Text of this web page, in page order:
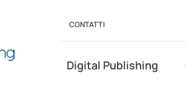
CONTATTI
Digital Publishing